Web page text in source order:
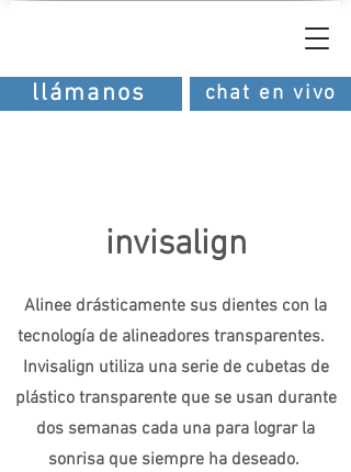
llámanos chat en vivo
invisalign
Alinee drásticamente sus dientes con la
tecnología de alineadores transparentes.
Invisalign utiliza una serie de cubetas de
plástico transparente que se usan durante
dos semanas cada una para lograr la
sonrisa que siempre ha deseado.